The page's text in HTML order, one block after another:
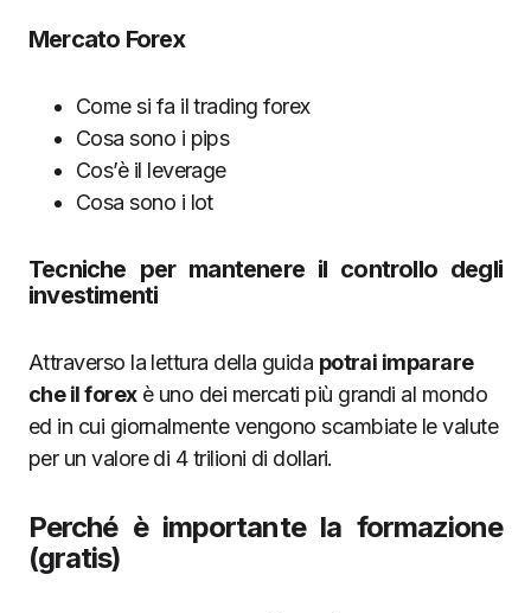
Mercato Forex
Come si fa il trading forex
Cosa sono i pips
Cos’è il leverage
Cosa sono i lot
Tecniche per mantenere il controllo degli
investimenti
Attraverso la lettura della guida potrai imparare
che ilforexè uno dei mercati più grandi al mondo
ed in cui giornalmente vengono scambiate le valute
per un valore di 4 trilioni di dollari.
Perché è importante la formazione
(gratis)